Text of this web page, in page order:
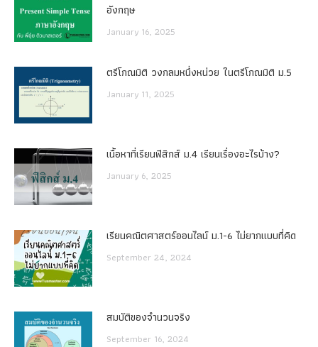
อังกฤษ
January 16, 2025
ตรีโกณมิติ วงกลมหนึ่งหน่วย ในตรีโกณมิติ ม.5
January 11, 2025
เนื้อหาที่เรียนฟิสิกส์ ม.4 เรียนเรื่องอะไรบ้าง?
January 6, 2025
เรียนคณิตศาสตร์ออนไลน์ ม.1-6 ไม่ยากแบบที่คิด
September 24, 2024
สมบัติของจำนวนจริง
September 16, 2024